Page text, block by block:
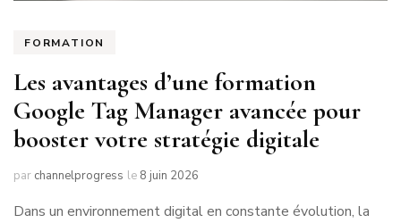
FORMATION
Les avantages d’une formation
Google Tag Manager avancée pour
booster votre stratégie digitale
par channelprogress le 8 juin 2026
Dans un environnement digital en constante évolution, la